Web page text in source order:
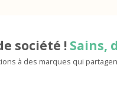
société ! Sains,
à des marques qui